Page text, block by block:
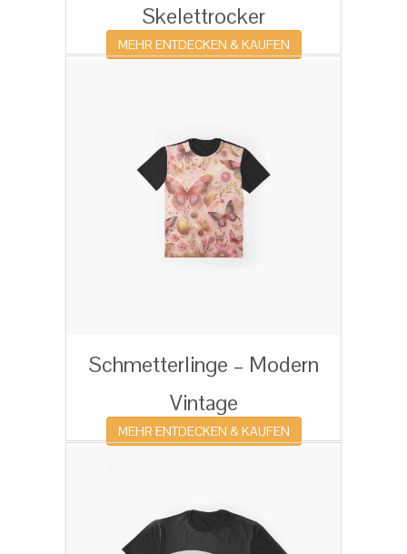
Skelettrocker
MEHR ENTDECKEN & KAUFEN
Schmetterlinge – Modern
Vintage
MEHR ENTDECKEN & KAUFEN